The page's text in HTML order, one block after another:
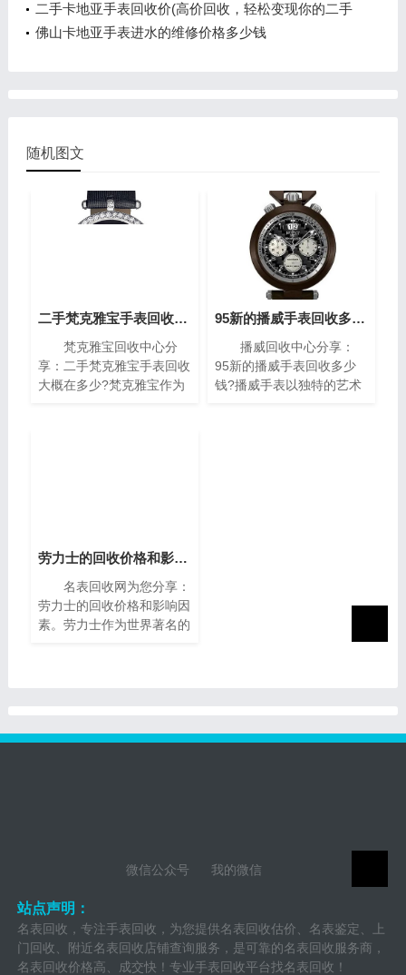
二手卡地亚手表回收价(高价回收，轻松变现你的二手
卡地亚手表)
佛山卡地亚手表进水的维修价格多少钱
随机图文
二手梵克雅宝手表回收大概在多少?(梵克雅宝高价回收指南)
梵克雅宝回收中心分
享：二手梵克雅宝手表回收
大概在多少?梵克雅宝作为
价。
95新的播威手表回收多少钱?(高价回收指南)
播威回收中心分享：
95新的播威手表回收多少
钱?播威手表以独特的艺术
劳力士的回收价格和影响因素(影响劳力士回收价格的因素)
名表回收网为您分享：
劳力士的回收价格和影响因
素。劳力士作为世界著名的
微信公众号 我的微信
站点声明：
名表回收，专注手表回收，为您提供名表回收估价、名表鉴定、上
门回收、附近名表回收店铺查询服务，是可靠的名表回收服务商，
名表回收价格高、成交快！专业手表回收平台找名表回收！